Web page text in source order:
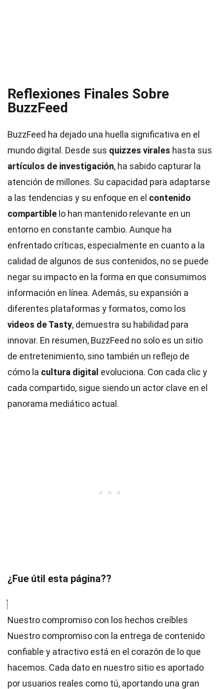
Reflexiones Finales Sobre
BuzzFeed
BuzzFeed ha dejado una huella significativa en el
mundo digital. Desde sus quizzes virales hasta sus
artículos de investigación, ha sabido capturar la
atención de millones. Su capacidad para adaptarse
a las tendencias y su enfoque en el contenido
compartible lo han mantenido relevante en un
entorno en constante cambio. Aunque ha
enfrentado críticas, especialmente en cuanto a la
calidad de algunos de sus contenidos, no se puede
negar su impacto en la forma en que consumimos
información en línea. Además, su expansión a
diferentes plataformas y formatos, como los
videos de Tasty, demuestra su habilidad para
innovar. En resumen, BuzzFeed no solo es un sitio
de entretenimiento, sino también un reflejo de
cómo la cultura digital evoluciona. Con cada clic y
cada compartido, sigue siendo un actor clave en el
panorama mediático actual.
¿Fue útil esta página??
Nuestro compromiso con los hechos creíbles
Nuestro compromiso con la entrega de contenido
confiable y atractivo está en el corazón de lo que
hacemos. Cada dato en nuestro sitio es aportado
por usuarios reales como tú, aportando una gran